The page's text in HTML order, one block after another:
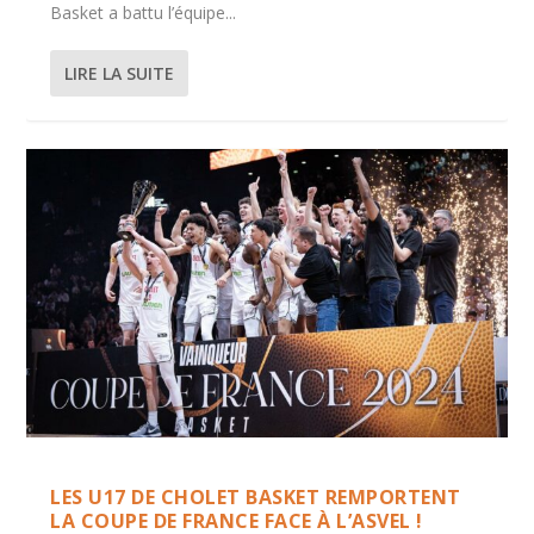
Basket a battu l’équipe...
LIRE LA SUITE
LES U17 DE CHOLET BASKET REMPORTENT
LA COUPE DE FRANCE FACE À L’ASVEL !